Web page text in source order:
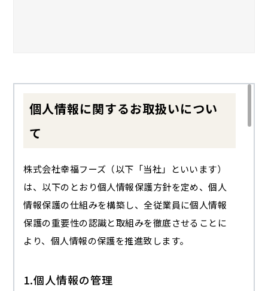
個人情報に関するお取扱いについ
て
株式会社幸福フーズ（以下「当社」といいます）
は、以下のとおり個人情報保護方針を定め、個人
情報保護の仕組みを構築し、全従業員に個人情報
保護の重要性の認識と取組みを徹底させることに
より、個人情報の保護を推進致します。
1.個人情報の管理